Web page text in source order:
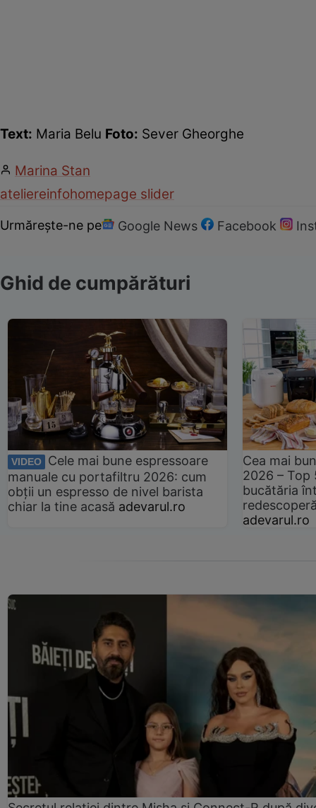
Text: Maria Belu Foto: Sever Gheorghe
Marina Stan
ateliereinfohomepage slider
Urmărește-ne pe Google News Facebook
Ghid de cumpărături
VIDEO
Cele mai bune espressoare
manuale cu portafiltru 2026: cum
obții un espresso de nivel barista
chiar la tine acasă adevarul.ro
Cea mai
2026 –
bucătăria
adevarul.ro